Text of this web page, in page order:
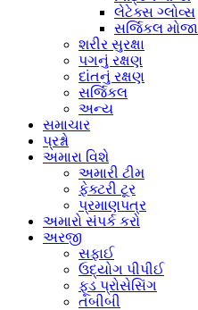
લેટેક્સ ગ્લોવ્સ
સર્જિકલ મોજા
શરીર સુરક્ષા
પગનું રક્ષણ
દાંતનું રક્ષણ
સર્જિકલ
અન્ય
સમાચાર
પ્રશ્નો
અમારા વિશે
અમારી ટીમ
ફેક્ટરી ટૂર
પ્રમાણપત્ર
અમારો સંપર્ક કરો
અરજી
સફાઈ
ઉદ્યોગ પીપીઈ
ફૂડ પ્રોસેસિંગ
તબીબી